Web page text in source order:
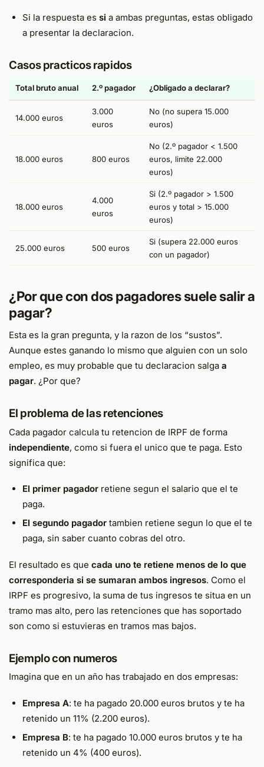
Si la respuesta es si a ambas preguntas, estas obligado
a presentar la declaracion.
Casos practicos rapidos
Total bruto anual 2.º pagador ¿Obligado a declarar?
14.000 euros
3.000
euros
No (no supera 15.000
euros)
18.000 euros 800 euros
No (2.º pagador < 1.500
euros, limite 22.000
euros)
18.000 euros
4.000
euros
Si (2.º pagador > 1.500
euros y total > 15.000
euros)
25.000 euros 500 euros
Si (supera 22.000 euros
con un pagador)
¿Por que con dos pagadores suele salir a
pagar?
Esta es la gran pregunta, y la razon de los “sustos”.
Aunque estes ganando lo mismo que alguien con un solo
empleo, es muy probable que tu declaracion salga a
pagar. ¿Por que?
El problema de las retenciones
Cada pagador calcula tu retencion de IRPF de forma
independiente, como si fuera el unico que te paga. Esto
significa que:
El primer pagadorretiene segun el salario que el te
paga.
El segundo pagadortambien retiene segun lo que el te
paga, sin saber cuanto cobras del otro.
El resultado es que cada uno te retiene menos de lo que
corresponderia si se sumaran ambos ingresos. Como el
IRPF es progresivo, la suma de tus ingresos te situa en un
tramo mas alto, pero las retenciones que has soportado
son como si estuvieras en tramos mas bajos.
Ejemplo con numeros
Imagina que en un año has trabajado en dos empresas:
Empresa A: te ha pagado 20.000 euros brutos y te ha
retenido un 11% (2.200 euros).
Empresa B: te ha pagado 10.000 euros brutos y te ha
retenido un 4% (400 euros).